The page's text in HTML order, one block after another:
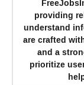
providing
understand
are crafted
and a
prioritize